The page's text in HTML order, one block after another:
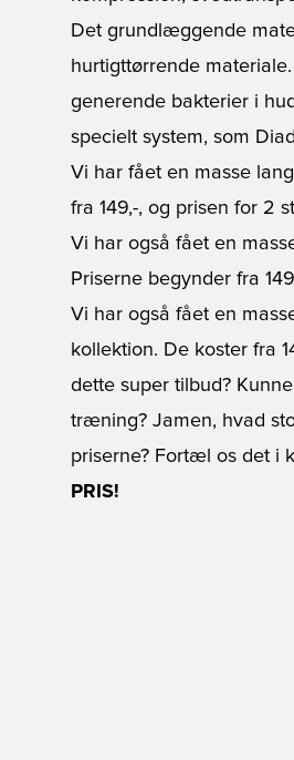
Det grundlæggende
hurtigttørrende
generende bakterier i
specielt system, som
Vi har fået en masse
fra 149,-, og prisen for 2
Vi har også fået en
Priserne begynder fra
Vi har også fået en
kollektion. De koster fra
dette super tilbud?
træning? Jamen, hvad
priserne? Fortæl os det i
PRIS!